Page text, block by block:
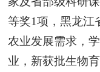
等奖1项，黑龙江
农业发展需求，
业，新获批生物